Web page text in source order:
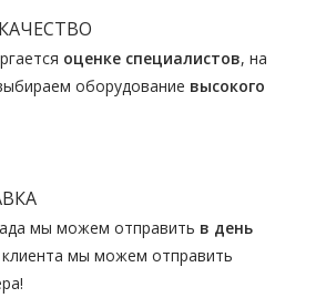
оценке специалистов, на
оборудование высокого
мы можем отправить в день
мы можем отправить